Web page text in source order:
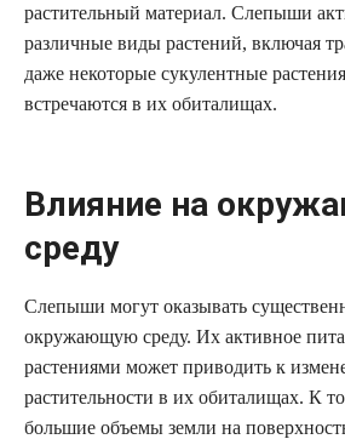
растительный материал. Слепыши
различные виды растений, включая
даже некоторые сукулентные
встречаются в их обиталищах.
Влияние на
среду
Слепыши могут оказывать
окружающую среду. Их активное
растениями может приводить к
растительности в их обиталищах. К
большие объемы земли на